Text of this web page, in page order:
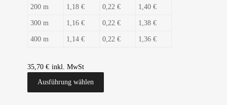
200 m 1,18 € 0,22 € 1,40 €
300 m 1,16 € 0,22 € 1,38 €
400 m 1,14 € 0,22 € 1,36 €
35,70 €
Ausführung wählen